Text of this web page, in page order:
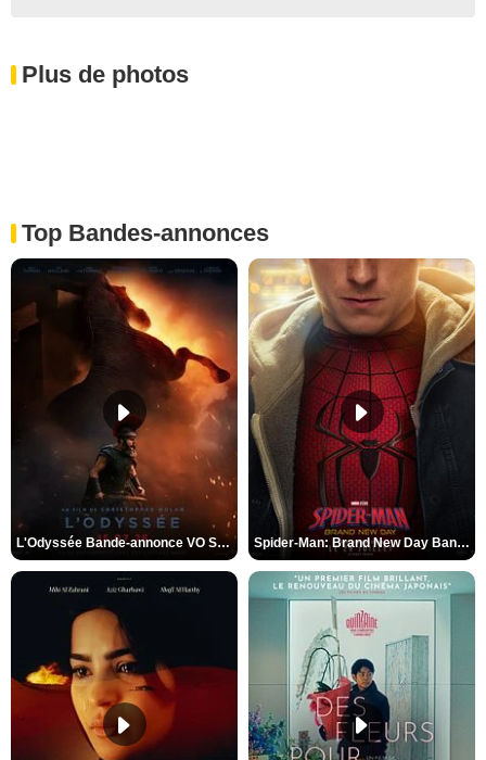
Plus de photos
Top Bandes-annonces
L'Odyssée Bande-annonce VO STFR Spider-Man: Brand New Day Bande-annonce VO STFR